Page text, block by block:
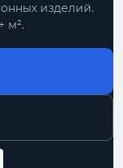
изделий.
м².